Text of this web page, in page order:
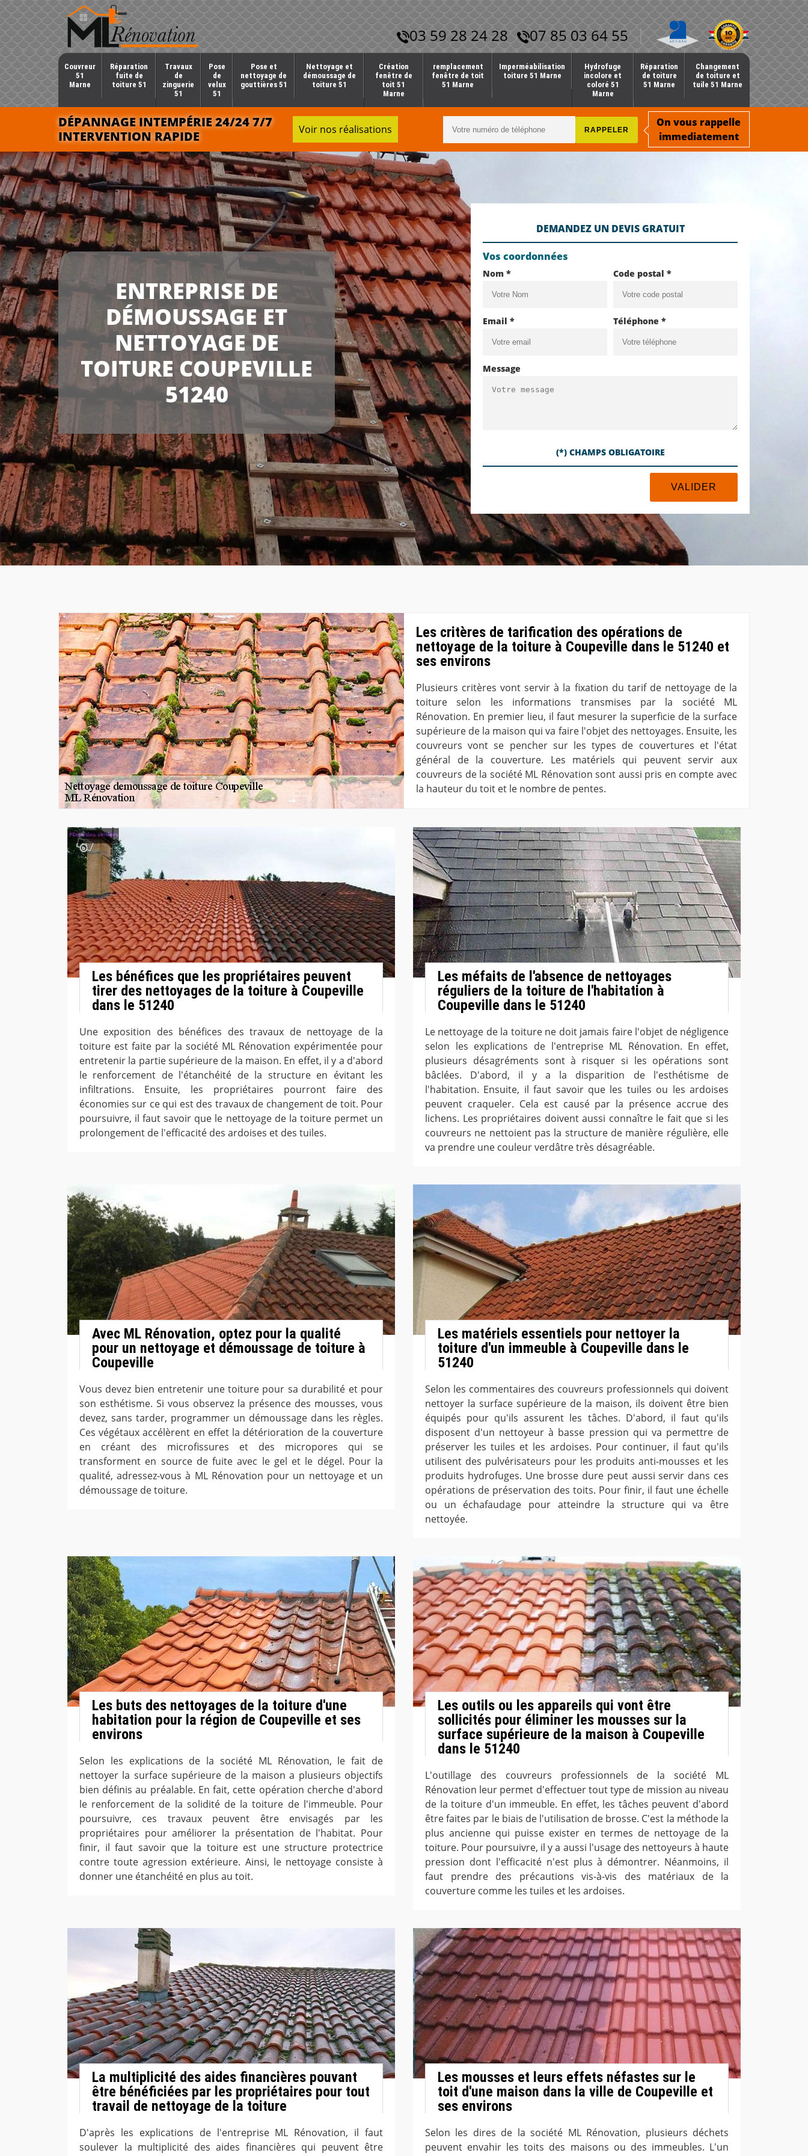
03 59 28 24 28 07 85 03 64 55
Couvreur
51
Marne
Réparation
fuite de
toiture 51
Travaux
de
zinguerie
51
Pose
de
velux
51
Pose et
nettoyage de
gouttières 51
Nettoyage et
démoussage de
toiture 51
Création
fenêtre de
toit 51
Marne
remplacement
fenêtre de toit
51 Marne
Imperméabilisation
toiture 51 Marne
Hydrofuge
incolore et
coloré 51
Marne
Réparation
de toiture
51 Marne
Changement
de toiture et
tuile 51 Marne
DÉPANNAGE INTEMPÉRIE 24/24 7/7
INTERVENTION RAPIDE
Voir nos réalisations
On vous rappelle
immediatement
ENTREPRISE DE
DÉMOUSSAGE ET
NETTOYAGE DE
TOITURE COUPEVILLE
51240
DEMANDEZ UN DEVIS GRATUIT
Vos coordonnées
Nom * Code postal *
Email * Téléphone *
Message
(*) CHAMPS OBLIGATOIRE
Les critères de tarification des opérations de
nettoyage de la toiture à Coupeville dans le 51240 et
ses environs
Plusieurs critères vont servir à la fixation du tarif de nettoyage de la
toiture selon les informations transmises par la société ML
Rénovation. En premier lieu, il faut mesurer la superficie de la surface
supérieure de la maison qui va faire l'objet des nettoyages. Ensuite, les
couvreurs vont se pencher sur les types de couvertures et l'état
général de la couverture. Les matériels qui peuvent servir aux
couvreurs de la société ML Rénovation sont aussi pris en compte avec
la hauteur du toit et le nombre de pentes.
Les bénéfices que les propriétaires peuvent
tirer des nettoyages de la toiture à Coupeville
dans le 51240
Une exposition des bénéfices des travaux de nettoyage de la
toiture est faite par la société ML Rénovation expérimentée pour
entretenir la partie supérieure de la maison. En effet, il y a d'abord
le renforcement de l'étanchéité de la structure en évitant les
infiltrations. Ensuite, les propriétaires pourront faire des
économies sur ce qui est des travaux de changement de toit. Pour
poursuivre, il faut savoir que le nettoyage de la toiture permet un
prolongement de l'efficacité des ardoises et des tuiles.
Les méfaits de l'absence de nettoyages
réguliers de la toiture de l'habitation à
Coupeville dans le 51240
Le nettoyage de la toiture ne doit jamais faire l'objet de négligence
selon les explications de l'entreprise ML Rénovation. En effet,
plusieurs désagréments sont à risquer si les opérations sont
bâclées. D'abord, il y a la disparition de l'esthétisme de
l'habitation. Ensuite, il faut savoir que les tuiles ou les ardoises
peuvent craqueler. Cela est causé par la présence accrue des
lichens. Les propriétaires doivent aussi connaître le fait que si les
couvreurs ne nettoient pas la structure de manière régulière, elle
va prendre une couleur verdâtre très désagréable.
Avec ML Rénovation, optez pour la qualité
pour un nettoyage et démoussage de toiture à
Coupeville
Vous devez bien entretenir une toiture pour sa durabilité et pour
son esthétisme. Si vous observez la présence des mousses, vous
devez, sans tarder, programmer un démoussage dans les règles.
Ces végétaux accélèrent en effet la détérioration de la couverture
en créant des microfissures et des micropores qui se
transforment en source de fuite avec le gel et le dégel. Pour la
qualité, adressez-vous à ML Rénovation pour un nettoyage et un
démoussage de toiture.
Les matériels essentiels pour nettoyer la
toiture d'un immeuble à Coupeville dans le
51240
Selon les commentaires des couvreurs professionnels qui doivent
nettoyer la surface supérieure de la maison, ils doivent être bien
équipés pour qu'ils assurent les tâches. D'abord, il faut qu'ils
disposent d'un nettoyeur à basse pression qui va permettre de
préserver les tuiles et les ardoises. Pour continuer, il faut qu'ils
utilisent des pulvérisateurs pour les produits anti-mousses et les
produits hydrofuges. Une brosse dure peut aussi servir dans ces
opérations de préservation des toits. Pour finir, il faut une échelle
ou un échafaudage pour atteindre la structure qui va être
nettoyée.
Les buts des nettoyages de la toiture d'une
habitation pour la région de Coupeville et ses
environs
Selon les explications de la société ML Rénovation, le fait de
nettoyer la surface supérieure de la maison a plusieurs objectifs
bien définis au préalable. En fait, cette opération cherche d'abord
le renforcement de la solidité de la toiture de l'immeuble. Pour
poursuivre, ces travaux peuvent être envisagés par les
propriétaires pour améliorer la présentation de l'habitat. Pour
finir, il faut savoir que la toiture est une structure protectrice
contre toute agression extérieure. Ainsi, le nettoyage consiste à
donner une étanchéité en plus au toit.
Les outils ou les appareils qui vont être
sollicités pour éliminer les mousses sur la
surface supérieure de la maison à Coupeville
dans le 51240
L'outillage des couvreurs professionnels de la société ML
Rénovation leur permet d'effectuer tout type de mission au niveau
de la toiture d'un immeuble. En effet, les tâches peuvent d'abord
être faites par le biais de l'utilisation de brosse. C'est la méthode la
plus ancienne qui puisse exister en termes de nettoyage de la
toiture. Pour poursuivre, il y a aussi l'usage des nettoyeurs à haute
pression dont l'efficacité n'est plus à démontrer. Néanmoins, il
faut prendre des précautions vis-à-vis des matériaux de la
couverture comme les tuiles et les ardoises.
La multiplicité des aides financières pouvant
être bénéficiées par les propriétaires pour tout
travail de nettoyage de la toiture
D'après les explications de l'entreprise ML Rénovation, il faut
soulever la multiplicité des aides financières qui peuvent être
Les mousses et leurs effets néfastes sur le
toit d'une maison dans la ville de Coupeville et
ses environs
Selon les dires de la société ML Rénovation, plusieurs déchets
peuvent envahir les toits des maisons ou des immeubles. L'un